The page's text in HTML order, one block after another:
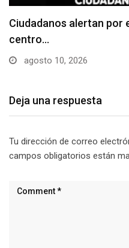
Denuncian falta de
estacionamiento…
agosto 10, 2026
Deja una respuesta
Tu dirección de correo
campos obligatorios están